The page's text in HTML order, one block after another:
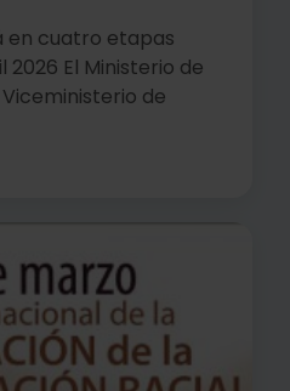
en cuatro etapas
El Ministerio de
de